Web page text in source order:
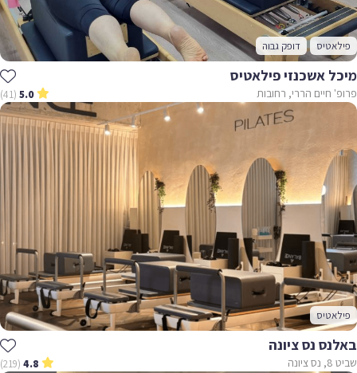
פילאטיס דופק גבוה
מיכל אשכנזי פילאטיס
פרופ' חיים הררי, רחובות 5.0
(41)
פילאטיס
באלנס נס ציונה
שביט 8, נס ציונה 4.8
(219)